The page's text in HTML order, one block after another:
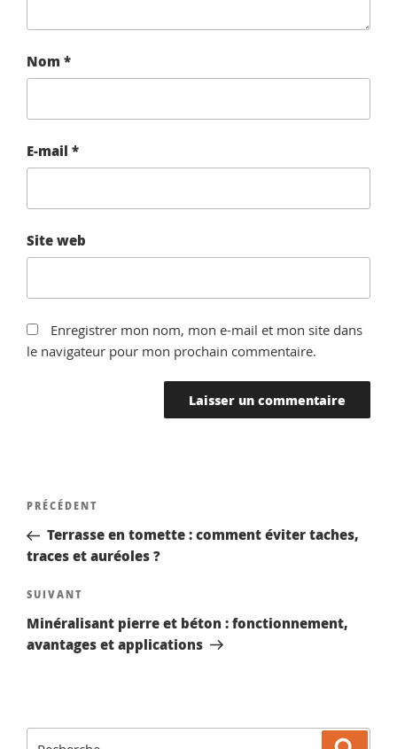
Nom *
E-mail *
Site web
Enregistrer mon nom, mon e-mail et mon site dans
le navigateur pour mon prochain commentaire.
Navigation
l’article
Article
précédent
PRÉCÉDENT
Terrasse en tomette : comment éviter taches,
traces et auréoles ?
Article
suivant
SUIVANT
Minéralisant pierre et béton : fonctionnement,
avantages et applications